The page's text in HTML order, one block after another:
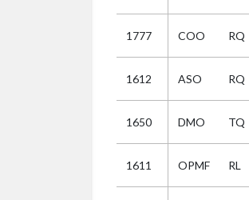
1777 COO RQ
1612 ASO RQ
1650 DMO TQ
1611 OPMF RL